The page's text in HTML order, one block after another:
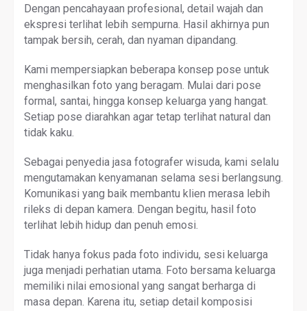
Dengan pencahayaan profesional, detail wajah dan
ekspresi terlihat lebih sempurna. Hasil akhirnya pun
tampak bersih, cerah, dan nyaman dipandang.
Kami mempersiapkan beberapa konsep pose untuk
menghasilkan foto yang beragam. Mulai dari pose
formal, santai, hingga konsep keluarga yang hangat.
Setiap pose diarahkan agar tetap terlihat natural dan
tidak kaku.
Sebagai penyedia jasa fotografer wisuda, kami selalu
mengutamakan kenyamanan selama sesi berlangsung.
Komunikasi yang baik membantu klien merasa lebih
rileks di depan kamera. Dengan begitu, hasil foto
terlihat lebih hidup dan penuh emosi.
Tidak hanya fokus pada foto individu, sesi keluarga
juga menjadi perhatian utama. Foto bersama keluarga
memiliki nilai emosional yang sangat berharga di
masa depan. Karena itu, setiap detail komposisi